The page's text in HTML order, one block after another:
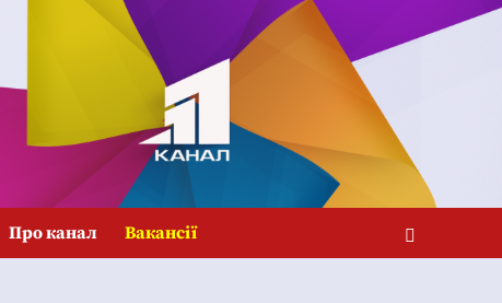
Про канал Вакансії